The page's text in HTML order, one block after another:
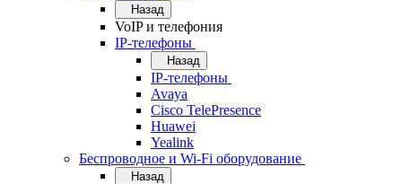
Назад
VoIP и телефония
IP-телефоны
Назад
IP-телефоны
Avaya
Cisco TelePresence
Huawei
Yealink
Беспроводное и Wi-Fi оборудование
Назад